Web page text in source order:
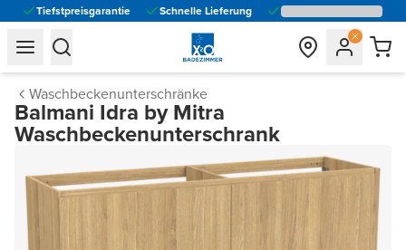
Tiefstpreisgarantie Schnelle Lieferung
general.navigation.toggle_menu.label
general.navigation.toggle_menu.label
Waschbeckenunterschränke
Balmani Idra by Mitra
Waschbeckenunterschrank